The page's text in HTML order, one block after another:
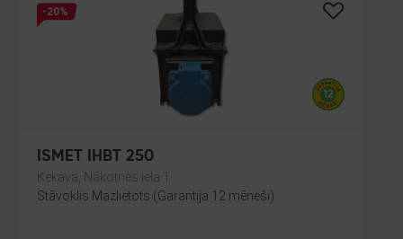
-20%
ISMET IHBT 250
Ķekava, Nākotnes iela 1
Stāvoklis Mazlietots (Garantija 12 mēneši)